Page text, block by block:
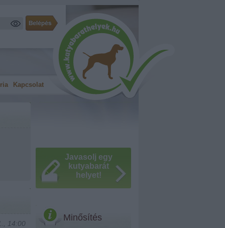
Kapcsolat
14:00
Javasolj egy
kutyabarát
helyet!
Minősítés